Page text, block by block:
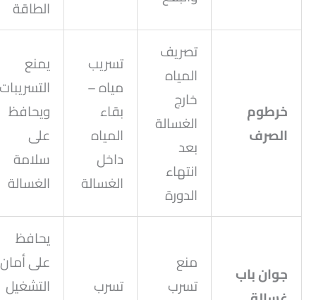
الطاقة
خرطوم
الصرف
تصريف
المياه
خارج
الغسالة
بعد
انتهاء
الدورة
تسريب
مياه –
بقاء
المياه
داخل
الغسالة
يمنع
التسريبات
ويحافظ
على
سلامة
الغسالة
جوان باب
منع
تسرب
تسرب
يحافظ
على أمان
التشغيل